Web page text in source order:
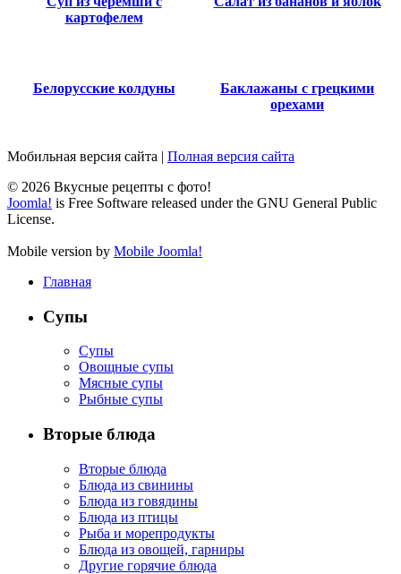
картофелем
Белорусские колдуны
Баклажаны с грецкими
орехами
Мобильная версия сайта | Полная версия сайта
© 2026 Вкусные рецепты с фото!
Joomla! is Free Software released under the GNU General Public
License.
Mobile version by Mobile Joomla!
Главная
Супы
Супы
Овощные супы
Мясные супы
Рыбные супы
Вторые блюда
Вторые блюда
Блюда из свинины
Блюда из говядины
Блюда из птицы
Рыба и морепродукты
Блюда из овощей, гарниры
Другие горячие блюда